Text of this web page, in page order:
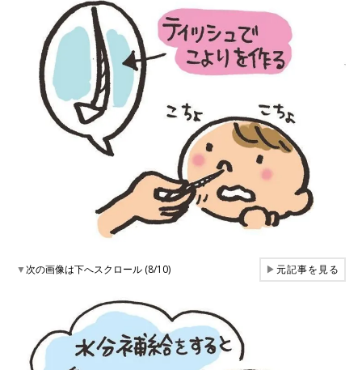
▼次の画像は下へスクロール (8/10) ▶元記事を見る